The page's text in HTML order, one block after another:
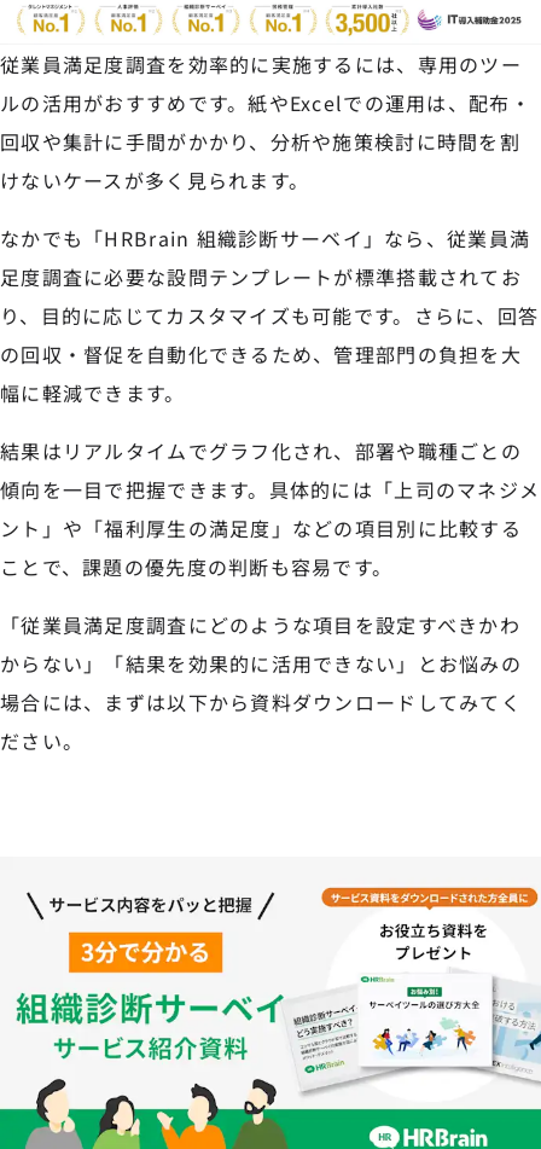
従業員満足度調査を効率的に実施するには、専用のツー
ルの活用がおすすめです。紙やExcelでの運用は、配布・
回収や集計に手間がかかり、分析や施策検討に時間を割
けないケースが多く見られます。
なかでも「HRBrain 組織診断サーベイ」なら、従業員満
足度調査に必要な設問テンプレートが標準搭載されてお
り、目的に応じてカスタマイズも可能です。さらに、回答
の回収・督促を自動化できるため、管理部門の負担を大
幅に軽減できます。
結果はリアルタイムでグラフ化され、部署や職種ごとの
傾向を一目で把握できます。具体的には「上司のマネジメ
ント」や「福利厚生の満足度」などの項目別に比較する
ことで、課題の優先度の判断も容易です。
「従業員満足度調査にどのような項目を設定すべきかわ
からない」「結果を効果的に活用できない」とお悩みの
場合には、まずは以下から資料ダウンロードしてみてく
ださい。